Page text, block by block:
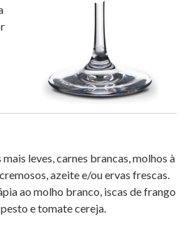
leves, carnes brancas, molhos à
azeite e/ou ervas frescas.
ao molho branco, iscas de frango
e tomate cereja.